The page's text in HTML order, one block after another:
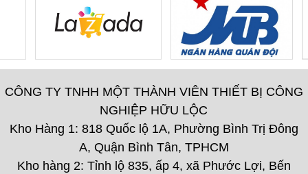
CÔNG TY TNHH MỘT THÀNH VIÊN THIẾT BỊ CÔNG
NGHIỆP HỮU LỘC
Kho Hàng 1: 818 Quốc lộ 1A, Phường Bình Trị Đông
A, Quận Bình Tân, TPHCM
Kho hàng 2: Tỉnh lộ 835, ấp 4, xã Phước Lợi, Bến